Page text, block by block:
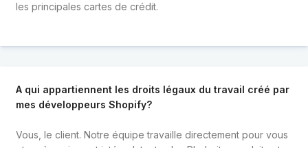
les principales cartes de crédit.
A qui appartiennent les droits légaux du travail créé par
mes développeurs Shopify?
Vous, le client. Notre équipe travaille directement pour vous